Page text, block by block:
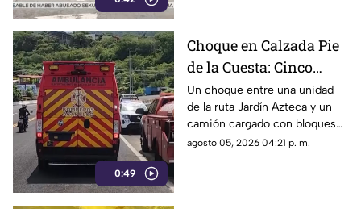
0:49
Choque en Calzada Pie
de la Cuesta: Cinco
lesionados tras
impacto entre combi y
camión de carga
Un choque entre una unidad
de la ruta Jardín Azteca y un
camión cargado con bloques
de concreto movilizó a los
agosto 05, 2026 04:21 p. m.